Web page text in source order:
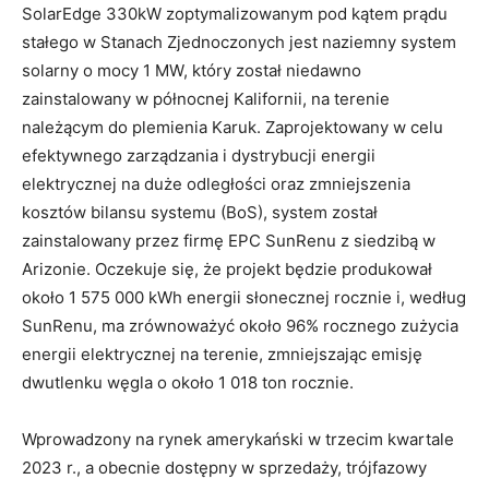
SolarEdge 330kW zoptymalizowanym pod kątem prądu
stałego w Stanach Zjednoczonych jest naziemny system
solarny o mocy 1 MW, który został niedawno
zainstalowany w północnej Kalifornii, na terenie
należącym do plemienia Karuk. Zaprojektowany w celu
efektywnego zarządzania i dystrybucji energii
elektrycznej na duże odległości oraz zmniejszenia
kosztów bilansu systemu (BoS), system został
zainstalowany przez firmę EPC SunRenu z siedzibą w
Arizonie. Oczekuje się, że projekt będzie produkował
około 1 575 000 kWh energii słonecznej rocznie i, według
SunRenu, ma zrównoważyć około 96% rocznego zużycia
energii elektrycznej na terenie, zmniejszając emisję
dwutlenku węgla o około 1 018 ton rocznie.
Wprowadzony na rynek amerykański w trzecim kwartale
2023 r., a obecnie dostępny w sprzedaży, trójfazowy